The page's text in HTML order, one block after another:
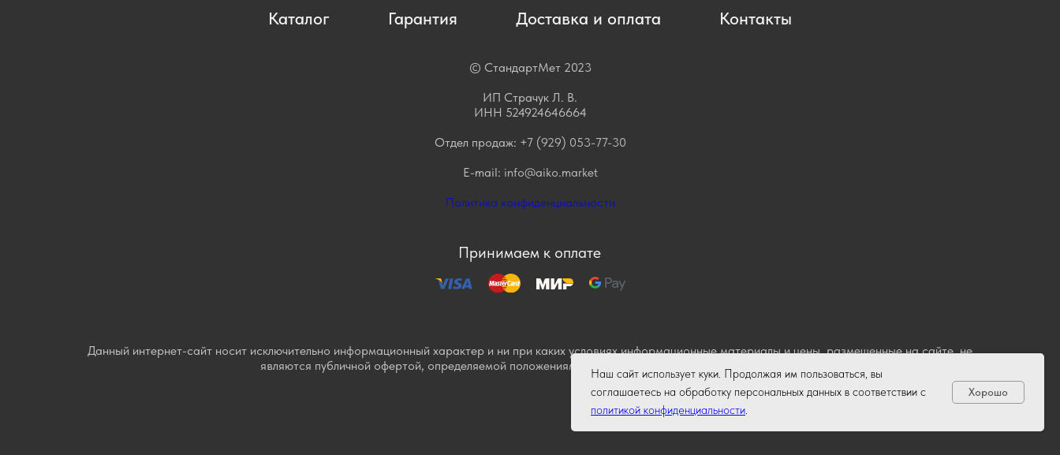
Каталог Гарантия Доставка и оплата Контакты
© СтандартМет 2023
ИП Страчук Л. В.
ИНН 524924646664
Отдел продаж: +7 (929) 053-77-30
E-mail: info@aiko.market
Политика конфиденциальности
Принимаем к оплате
Данный интернет-сайт носит исключительно информационный характер и ни при каких условиях информационные материалы и цены, размещенные на сайте, не
являются публичной офертой, определяемой положениями Статьи 437 Гражданского кодекса РФ.
Наш сайт использует куки. Продолжая им пользоваться, вы
соглашаетесь на обработку персональных данных в соответствии с
политикой конфиденциальности.
Хорошо